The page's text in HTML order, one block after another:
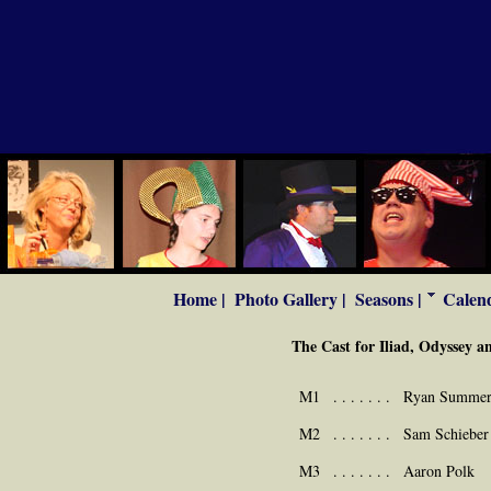
Home | Photo Gallery | Seasons |
The Cast for Iliad, Odyssey
M1 . . . . . . .
Ryan
M2
. . . . . . .
Sam Schieber
M3
. . . . . . .
Aaron Polk